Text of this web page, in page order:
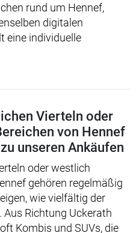
rund um Hennef,
digitalen
eine individuelle
Vierteln oder
von Hennef
unseren Ankäufen
oder westlich
gehören regelmäßig
wie vielfältig der
Richtung Uckerath
Kombis und SUVs, die